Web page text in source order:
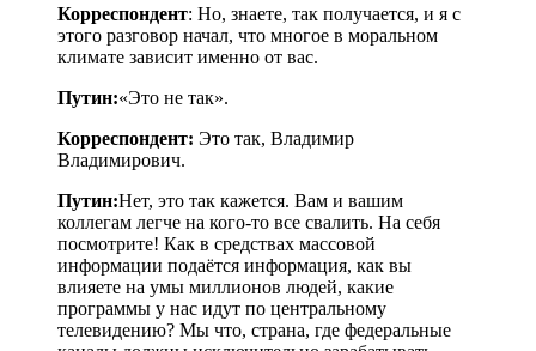
Корреспондент: Но, знаете, так получается, и я с
этого разговор начал, что многое в моральном
климате зависит именно от вас.
Путин:«Это не так».
Корреспондент: Это так, Владимир
Владимирович.
Путин:Нет, это так кажется. Вам и вашим
коллегам легче на кого-то все свалить. На себя
посмотрите! Как в средствах массовой
информации подаётся информация, как вы
влияете на умы миллионов людей, какие
программы у нас идут по центральному
телевидению? Мы что, страна, где федеральные